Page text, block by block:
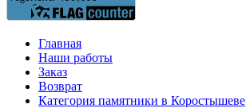
Главная
Наши работы
Заказ
Возврат
Категория памятники в Коростышеве